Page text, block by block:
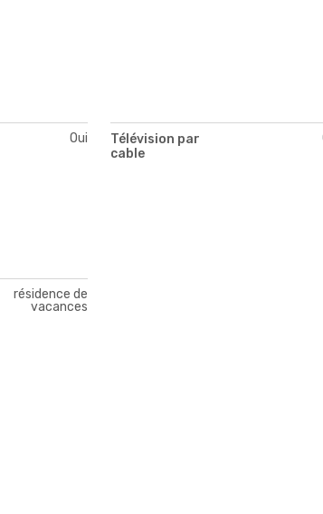
Oui
Télévision par
cable
résidence de
vacances